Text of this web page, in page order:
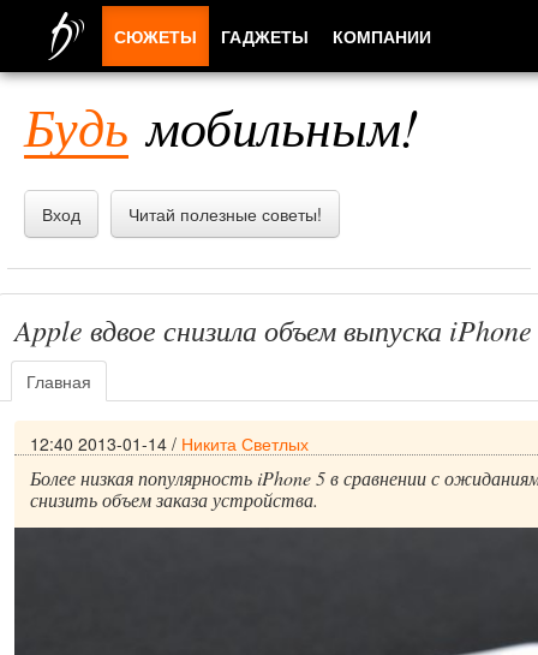
Будь мобильным!
Вход Читай полезные советы!
Apple вдвое снизила объем выпуска
Главная
12:40 2013-01-14 / Никита Светлых
Более низкая популярность iPhone 5 в сравнении с
снизить объем заказа устройства.
СЮЖЕТЫ ГАДЖЕТЫ КОМПАНИИ
ПРИЛОЖЕНИЯ